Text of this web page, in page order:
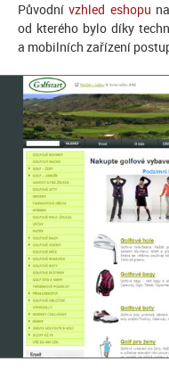
Původnívzhled eshopu
od kterého bylo díky
a mobilních zařízení